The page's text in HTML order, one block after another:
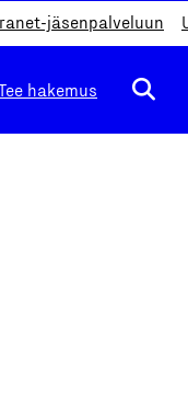
jäsenpalveluun
hakemus